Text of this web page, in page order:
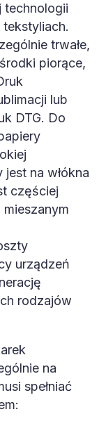
technologii
tekstyliach.
trwałe,
piorące,
lub
DTG. Do
na włókna
częściej
urządzeń
rodzajów
na
spełniać